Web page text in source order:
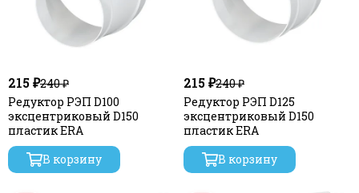
215 ₽240 ₽
Редуктор РЭП D100
эксцентриковый D150
пластик ERA
В корзину
215 ₽240 ₽
Редуктор РЭП D125
эксцентриковый D150
пластик ERA
В корзину